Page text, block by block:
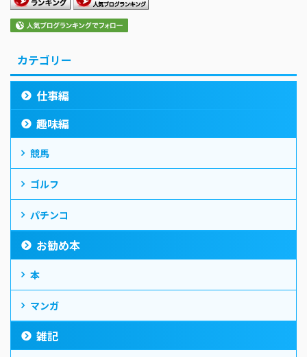
カテゴリー
仕事編
趣味編
競馬
ゴルフ
パチンコ
お勧め本
本
マンガ
雑記